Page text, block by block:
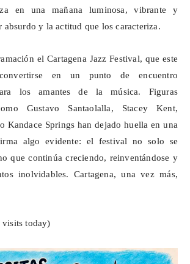
en una mañana luminosa, vibrante y
absurdo y la actitud que los caracteriza.
el Cartagena Jazz Festival, que este
en un punto de encuentro
los amantes de la música. Figuras
Gustavo Santaolalla, Stacey Kent,
o Kandace Springs han dejado huella en una
algo evidente: el festival no solo se
que continúa creciendo, reinventándose y
inolvidables. Cartagena, una vez más,
visits today)